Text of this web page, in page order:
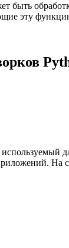
быть
эту
На